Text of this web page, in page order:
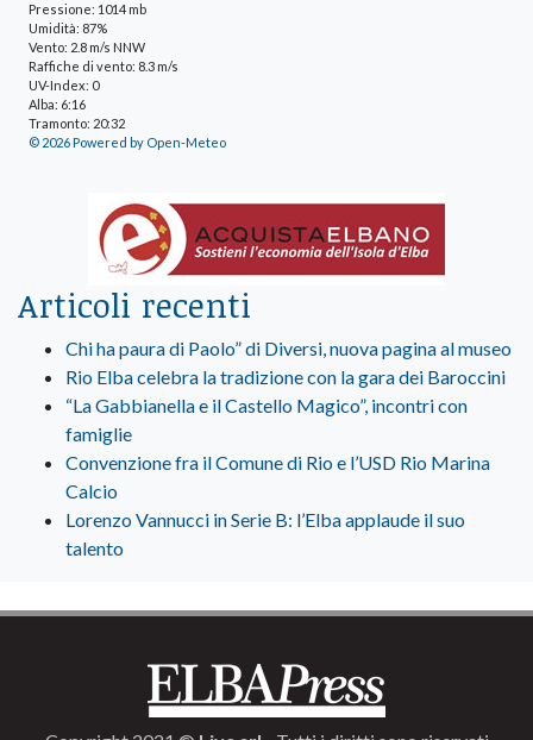
Pressione: 1014 mb
Umidità: 87%
Vento: 2.8 m/s NNW
Raffiche di vento: 8.3 m/s
UV-Index: 0
Alba: 6:16
Tramonto: 20:32
© 2026 Powered by Open-Meteo
Articoli recenti
Chi ha paura di Paolo” di Diversi, nuova pagina al museo
Rio Elba celebra la tradizione con la gara dei Baroccini
“La Gabbianella e il Castello Magico”, incontri con
famiglie
Convenzione fra il Comune di Rio e l’USD Rio Marina
Calcio
Lorenzo Vannucci in Serie B: l’Elba applaude il suo
talento